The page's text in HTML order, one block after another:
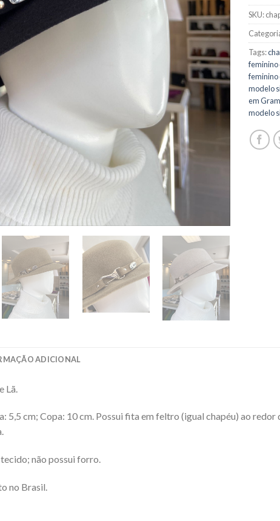
SKU:
Tags:
feminino
feminino
modelo
em
modelo
ADICIONAL
Lã.
5,5 cm; Copa: 10 cm. Possui fita em feltro (igual chapéu) ao
não possui forro.
no Brasil.